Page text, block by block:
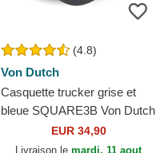
(4.8)
Von Dutch
Casquette trucker grise et
bleue SQUARE3B Von Dutch
EUR 34,90
Livraison le mardi, 11 aout